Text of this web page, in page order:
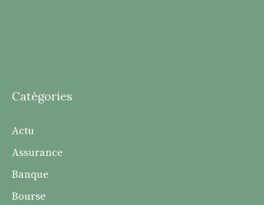
Catégories
Actu
Assurance
Banque
Bourse